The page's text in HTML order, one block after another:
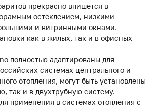
прекрасно впишется в
остеклением, низкими
и витринными окнами.
как в жилых, так и в офисных
полностью адаптированы для
системах центрального и
отопления, могут быть установлены
так и в двухтрубную систему.
применения в системах отопления с